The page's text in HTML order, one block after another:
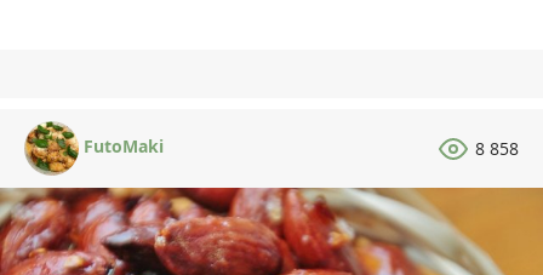
FutoMaki 8 858